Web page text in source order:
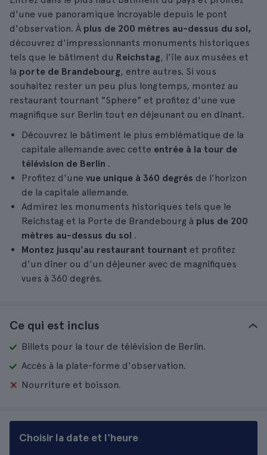
d'une vue panoramique incroyable depuis le pont
d'observation. À plus de 200 mètres au-dessus du sol,
découvrez d'impressionnants monuments historiques
tels que le bâtiment du Reichstag, l'île aux musées et
la porte de Brandebourg, entre autres. Si vous
souhaitez rester un peu plus longtemps, montez au
restaurant tournant "Sphere" et profitez d'une vue
magnifique sur Berlin tout en déjeunant ou en dînant.
Découvrez le bâtiment le plus emblématique de la
capitale allemande avec cette entrée à la tour de
télévision de Berlin .
Profitez d'une vue unique à 360 degrés de l'horizon
de la capitale allemande.
Admirez les monuments historiques tels que le
Reichstag et la Porte de Brandebourg à plus de 200
mètres au-dessus du sol .
Montez jusqu'au restaurant tournant et profitez
d'un dîner ou d'un déjeuner avec de magnifiques
vues à 360 degrés.
Ce qui est inclus
Billets pour la tour de télévision de Berlin.
Accès à la plate-forme d'observation.
Nourriture et boisson.
Choisir la date et l'heure